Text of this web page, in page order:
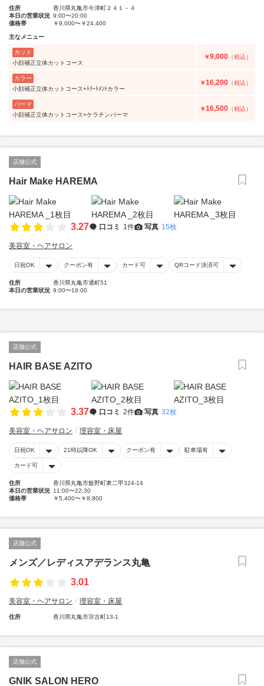
住所
香川県丸亀市今津町２４１－４
本日の営業状況 9:00〜20:00
価格帯
￥9,000〜￥24,400
主なメニュー
カット
小顔補正立体カットコース
￥9,000 （税込）
カラー
小顔補正立体カットコース+ﾄﾘｰﾄﾒﾝﾄカラー
￥16,200 （税込）
パーマ
小顔補正立体カットコース+ケラチンパーマ
￥16,500 （税込）
店舗公式
Hair Make HAREMA
3.27 口コミ 1件 写真 15枚
美容室・ヘアサロン
日祝OK クーポン有 カード可 QRコード決済可
住所
香川県丸亀市通町51
本日の営業状況 9:00〜19:00
店舗公式
HAIR BASE AZITO
3.37 口コミ 2件 写真 32枚
美容室・ヘアサロン 理容室・床屋
日祝OK 21時以降OK クーポン有 駐車場有
カード可
住所
香川県丸亀市飯野町東二甲324-14
本日の営業状況 11:00〜22:30
価格帯
￥5,400〜￥8,800
店舗公式
メンズ／レディスアデランス丸亀
3.01
美容室・ヘアサロン 理容室・床屋
住所 香川県丸亀市宗古町13-1
店舗公式
GNIK SALON HERO